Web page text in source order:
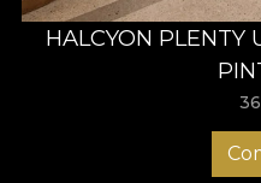
HALCYON PLENTY